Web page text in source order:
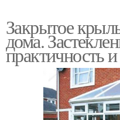
Закрытое
дома.
практичность